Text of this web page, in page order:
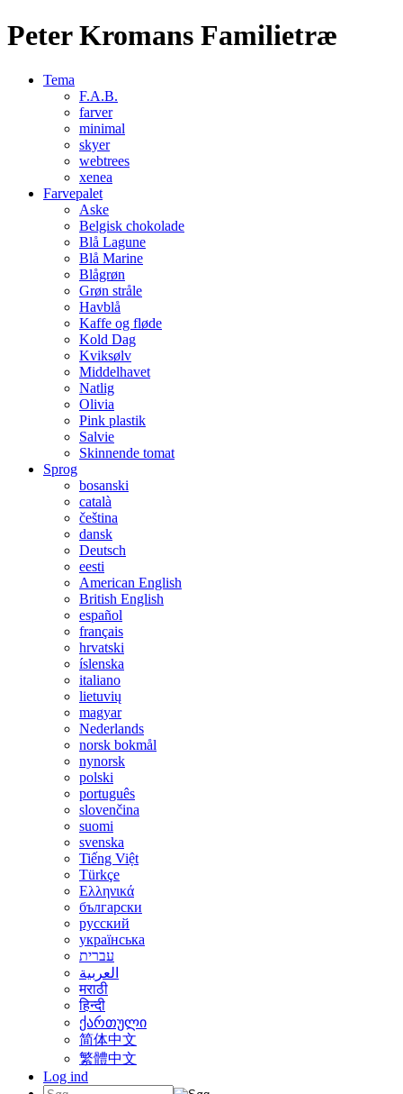
Peter Kromans Familietræ
Tema
F.A.B.
farver
minimal
skyer
webtrees
xenea
Farvepalet
Aske
Belgisk chokolade
Blå Lagune
Blå Marine
Blågrøn
Grøn stråle
Havblå
Kaffe og fløde
Kold Dag
Kviksølv
Middelhavet
Natlig
Olivia
Pink plastik
Salvie
Skinnende tomat
Sprog
bosanski
català
čeština
dansk
Deutsch
eesti
American English
British English
español
français
hrvatski
íslenska
italiano
lietuvių
magyar
Nederlands
norsk bokmål
nynorsk
polski
português
slovenčina
suomi
svenska
Tiếng Việt
Türkçe
Ελληνικά
български
русский
українська
עברית
العربية
मराठी
हिन्दी
ქართული
简体中文
繁體中文
Log ind